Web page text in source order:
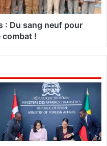
: Du sang neuf pour
combat !